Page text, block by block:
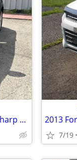
2017 Ford Escape SE AWD Loaded up Sharp Suv 2013
7/19